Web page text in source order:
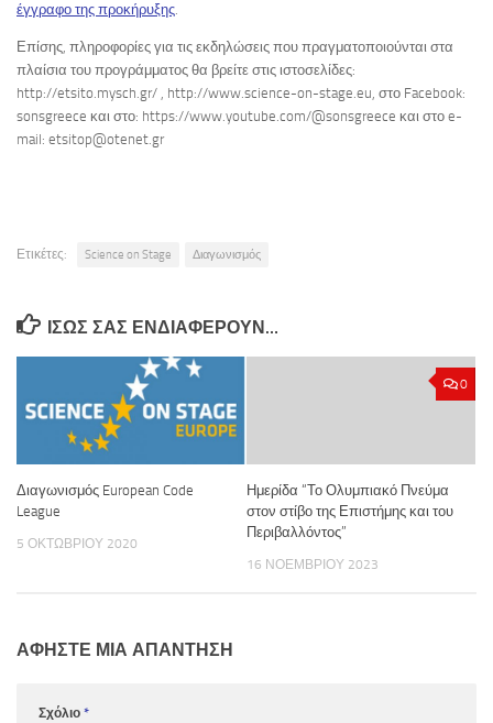
έγγραφο της προκήρυξης.
Επίσης, πληροφορίες για τις εκδηλώσεις που πραγματοποιούνται στα
πλαίσια του προγράμματος θα βρείτε στις ιστοσελίδες:
http://etsito.mysch.gr/ , http://www.science-on-stage.eu, στο Facebook:
sonsgreece και στο: https://www.youtube.com/@sonsgreece και στο e-
mail: etsitop@otenet.gr
Ετικέτες: Science on Stage Διαγωνισμός
ΊΣΩΣ ΣΑΣ ΕΝΔΙΑΦΈΡΟΥΝ…
Διαγωνισμός European Code
League
5 ΟΚΤΩΒΡΊΟΥ 2020
0
Ημερίδα “Το Ολυμπιακό Πνεύμα
στον στίβο της Επιστήμης και του
Περιβαλλόντος”
16 ΝΟΕΜΒΡΊΟΥ 2023
ΑΦΉΣΤΕ ΜΙΑ ΑΠΆΝΤΗΣΗ
Σχόλιο *